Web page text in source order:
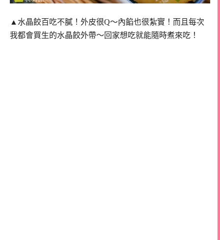
▲水晶餃百吃不膩！外皮很Q～內餡也很紮實！而且每次
我都會買生的水晶餃外帶～回家想吃就能隨時煮來吃！